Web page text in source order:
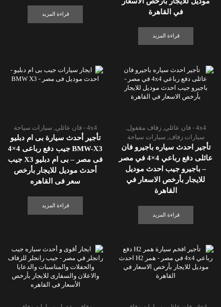
في القاهرة
قراءة المزيد
قراءة المزيد
4x4 - فان عائلي ,زفاف مقفول,
سيارات زفاف, سيارات سياحة
تأجير احدث سياره باجيرو فان
عائلى دفع رباعي 4×4 في مصر
– باجيرو جيب احدث موديل
للايجار بأرخص الاسعار في
القاهرة
قراءة المزيد
4x4 - فان عائلي , سيارات سياحة
تأجير أحدث سيارة بى ام دبليو
BMW-X3 جيب دفع رباعى 4×4
فى مصر – بى ام دبليو X3 جيب
أحدث موديل للايجار بأرخص
سعر فى القاهره
قراءة المزيد